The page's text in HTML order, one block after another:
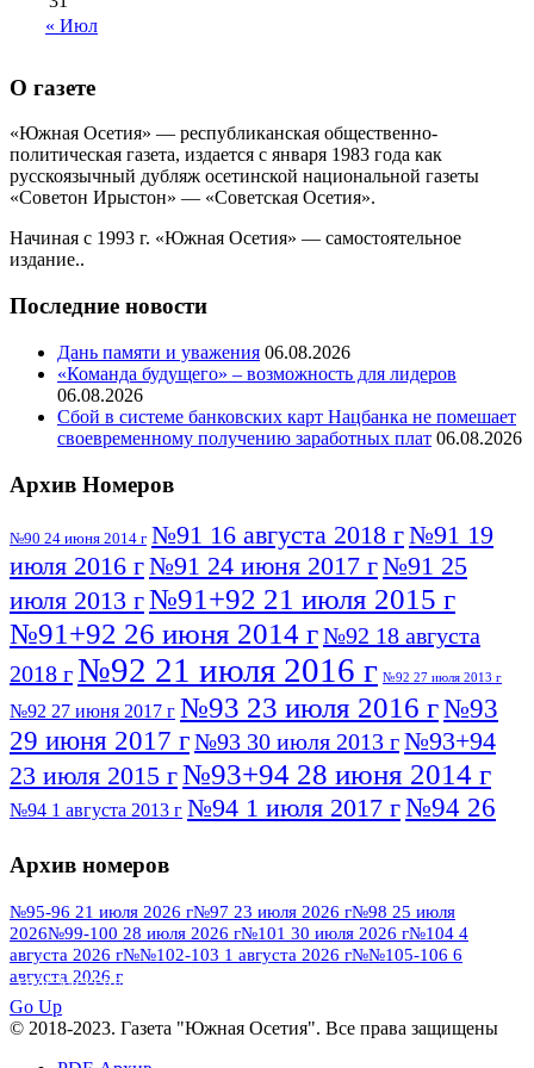
« Июл
О газете
«Южная Осетия» — республиканская общественно-
политическая газета, издается с января 1983 года как
русскоязычный дубляж осетинской национальной газеты
«Советон Ирыстон» — «Советская Осетия».
Начиная с 1993 г. «Южная Осетия» — самостоятельное
издание..
Последние новости
Дань памяти и уважения 06.08.2026
«Команда будущего» – возможность для лидеров
06.08.2026
Сбой в системе банковских карт Нацбанка не помешает
своевременному получению заработных плат 06.08.2026
Архив Номеров
№90 24 июня 2014 г №91 16 августа 2018 г№91 19
июля 2016 г№91 24 июня 2017 г№91 25
июля 2013 г№91+92 21 июля 2015 г
№91+92 26 июня 2014 г№92 18 августа
2018 г№92 21 июля 2016 г №92 27 июля 2013 г
№92 27 июня 2017 г №93 23 июля 2016 г№93
29 июня 2017 г№93 30 июля 2013 г№93+94
23 июля 2015 г№93+94 28 июня 2014 г
№94 1 августа 2013 г №94 1 июля 2017 г№94 26
№95 7 августа 2012 г
№95 28 июля 2016 г№95+96 3 августа
2013 г№96 6 июля 2017 г№96 9 августа
2012 г №96 28 июля 2015 г
№96+97 30 июля 2016 г
№97 11 августа 2012 г
Архив номеров
№95-96 21 июля 2026 г№97 23 июля 2026 г№98 25 июля
2026№99-100 28 июля 2026 г№101 30 июля 2026 г№104 4
августа 2026 г№№102-103 1 августа 2026 г№№105-106 6
августа 2026 г
ПОСМОТРЕТЬ ВСЕ
Go Up
© 2018-2023. Газета "Южная Осетия". Все права защищены